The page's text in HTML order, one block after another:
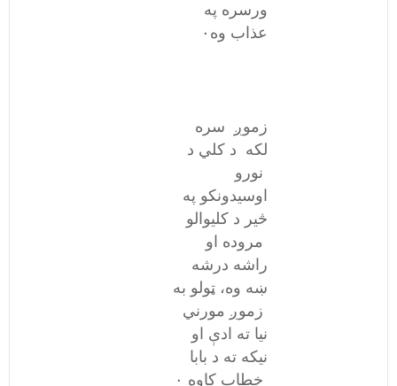
ورسره په
عذاب وه۰
زموږ سره
لکه د کلي د
نورو
اوسیدونکو په
څیر د کلیوالو
مروده او
راشه درشه
ښه وه، ټولو به
زموږ مورني
نیا ته ادې او
نیکه ته د بابا
خطاب کاوه ۰